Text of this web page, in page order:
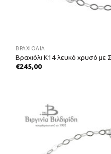
ΒΡΑΧΙΌΛΙΑ
Βραχιόλι Κ14 λευκό χρυσό με
€245,00